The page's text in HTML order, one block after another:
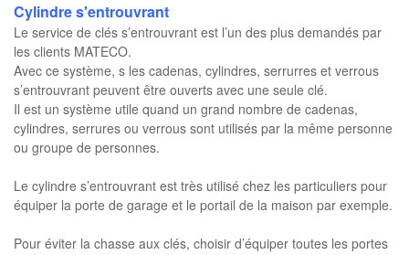
Cylindre s'entrouvrant
Le service de clés s’entrouvrant est l’un des plus demandés par
les clients MATECO.
Avec ce système, s les cadenas, cylindres, serrurres et verrous
s’entrouvrant peuvent être ouverts avec une seule clé.
Il est un système utile quand un grand nombre de cadenas,
cylindres, serrures ou verrous sont utilisés par la même personne
ou groupe de personnes.
Le cylindre s’entrouvrant est très utilisé chez les particuliers pour
équiper la porte de garage et le portail de la maison par exemple.
Pour éviter la chasse aux clés, choisir d’équiper toutes les portes